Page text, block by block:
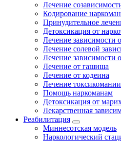
Лечение
Кодирование
Принудительное
Детоксикация от
Лечение зависимости
Лечение солевой
Лечение зависимости
Лечение от гашиша
Лечение от кодеина
Лечение токсикомании
Помощь наркоманам
Детоксикация от
Лекарственная
Реабилитация
Миннесотская модель
Наркологический